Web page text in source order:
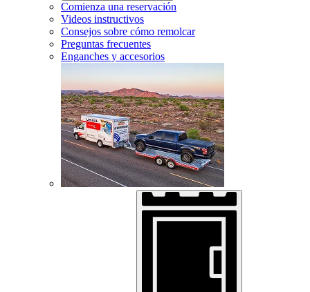
Comienza una reservación
Videos instructivos
Consejos sobre cómo remolcar
Preguntas frecuentes
Enganches y accesorios